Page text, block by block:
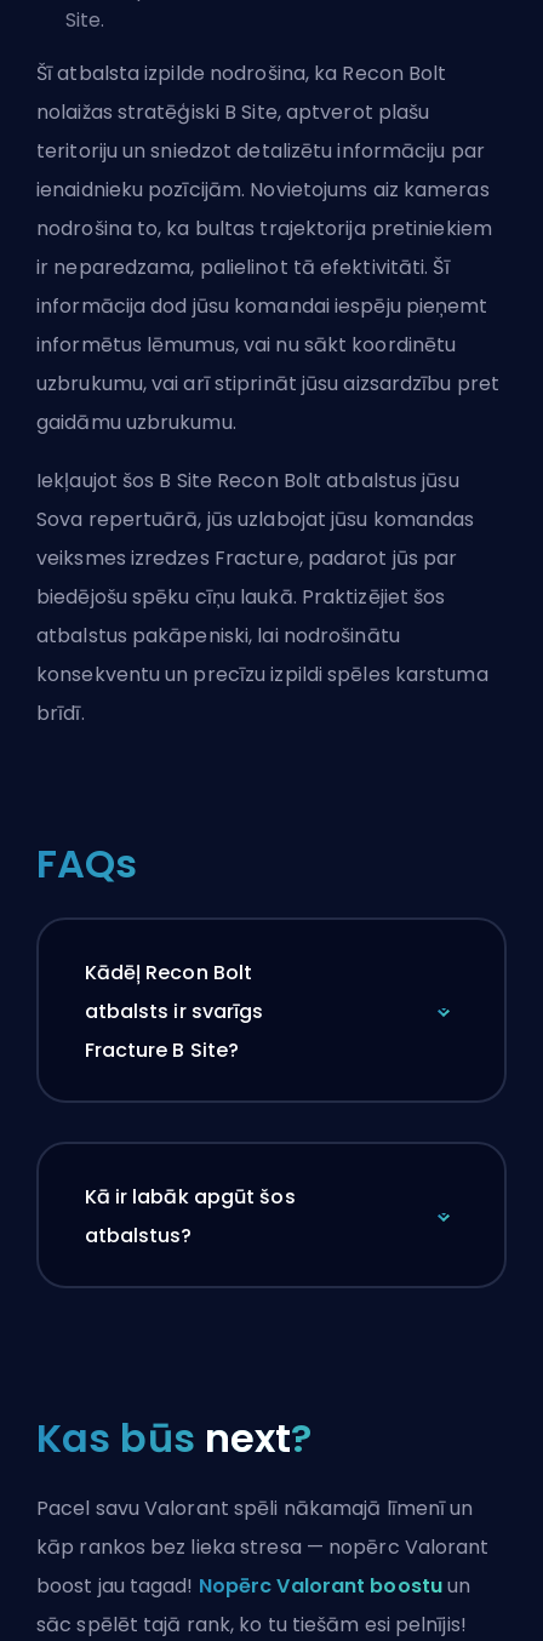
Site.
Šī atbalsta izpilde nodrošina, ka Recon Bolt
nolaižas stratēģiski B Site, aptverot plašu
teritoriju un sniedzot detalizētu informāciju par
ienaidnieku pozīcijām. Novietojums aiz kameras
nodrošina to, ka bultas trajektorija pretiniekiem
ir neparedzama, palielinot tā efektivitāti. Šī
informācija dod jūsu komandai iespēju pieņemt
informētus lēmumus, vai nu sākt koordinētu
uzbrukumu, vai arī stiprināt jūsu aizsardzību pret
gaidāmu uzbrukumu.
Iekļaujot šos B Site Recon Bolt atbalstus jūsu
Sova repertuārā, jūs uzlabojat jūsu komandas
veiksmes izredzes Fracture, padarot jūs par
biedējošu spēku cīņu laukā. Praktizējiet šos
atbalstus pakāpeniski, lai nodrošinātu
konsekventu un precīzu izpildi spēles karstuma
brīdī.
FAQs
Kādēļ Recon Bolt
atbalsts ir svarīgs
Fracture B Site?
Kā ir labāk apgūt šos
atbalstus?
Kas būs next?
Pacel savu Valorant spēli nākamajā līmenī un
kāp rankos bez lieka stresa — nopērc Valorant
boost jau tagad! Nopērc Valorant boostuun
sāc spēlēt tajā rank, ko tu tiešām esi pelnījis!